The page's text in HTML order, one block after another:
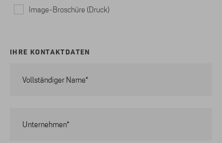
Image-Broschüre (Druck)
IHRE KONTAKTDATEN
Vollständiger Name*
Unternehmen*